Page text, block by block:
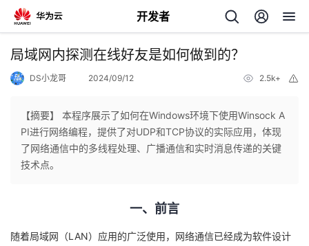
开发者
返
个
主
的
局域网内探测在线好友是如何做到的？
DS小龙哥 2024/09/12 2.5k+
【摘要】 本程序展示了如何在Windows环境下使用Winsock A
PI进行网络编程，提供了对UDP和TCP协议的实际应用，体现
了网络通信中的多线程处理、广播通信和实时消息传递的关键
技术点。
一、前言
随着局域网（LAN）应用的广泛使用，网络通信已经成为软件设计